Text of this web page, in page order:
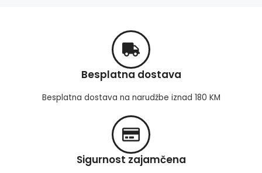
Besplatna dostava
Besplatna dostava na narudžbe iznad 180 KM
Sigurnost zajamčena